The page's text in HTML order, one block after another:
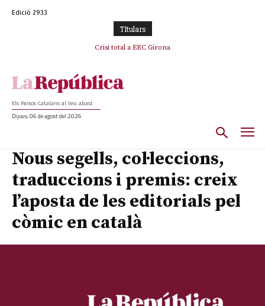
Edició 2933
TItulars
Crisi total a ERC Girona
Els Països Catalans al teu abast
Dijous, 06 de agost del 2026
Nous segells, col·leccions,
traduccions i premis: creix
l’aposta de les editorials pel
còmic en català